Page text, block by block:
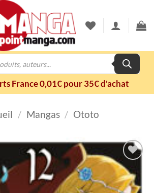
France 0,01€ pour 35€ d'achat
/ Mangas / Ototo
Ajouter
à la
wishlist